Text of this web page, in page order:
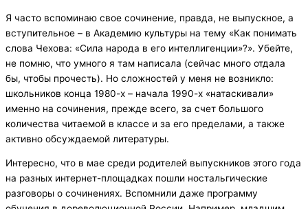
Я часто вспоминаю свое сочинение, правда, не выпускное, а
вступительное – в Академию культуры на тему «Как понимать
слова Чехова: «Сила народа в его интеллигенции»?». Убейте,
не помню, что умного я там написала (сейчас много отдала
бы, чтобы прочесть). Но сложностей у меня не возникло:
школьников конца 1980-х – начала 1990-х «натаскивали»
именно на сочинения, прежде всего, за счет большого
количества читаемой в классе и за его пределами, а также
активно обсуждаемой литературы.
Интересно, что в мае среди родителей выпускников этого года
на разных интернет-площадках пошли ностальгические
разговоры о сочинениях. Вспомнили даже программу